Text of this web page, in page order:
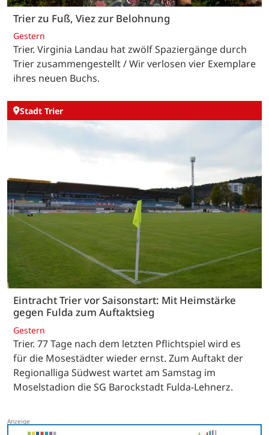
Trier zu Fuß, Viez zur Belohnung
Gestern
Trier. Virginia Landau hat zwölf Spaziergänge durch
Trier zusammengestellt / Wir verlosen vier Exemplare
ihres neuen Buchs.
Stadt Trier
Eintracht Trier vor Saisonstart: Mit Heimstärke
gegen Fulda zum Auftaktsieg
Gestern
Trier. 77 Tage nach dem letzten Pflichtspiel wird es
für die Mosestädter wieder ernst. Zum Auftakt der
Regionalliga Südwest wartet am Samstag im
Moselstadion die SG Barockstadt Fulda-Lehnerz.